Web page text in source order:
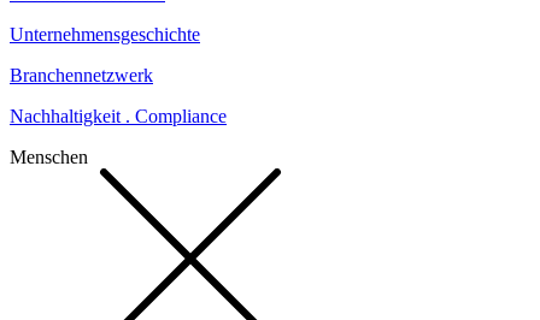
Unternehmensgeschichte
Branchennetzwerk
Nachhaltigkeit . Compliance
Menschen